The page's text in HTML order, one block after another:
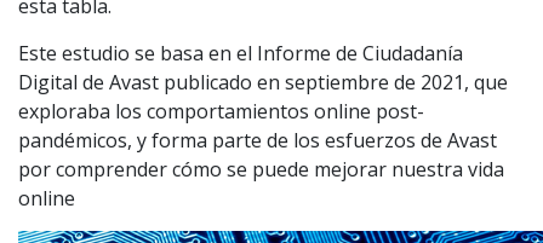
esta tabla.
Este estudio se basa en el Informe de Ciudadanía
Digital de Avast publicado en septiembre de 2021, que
exploraba los comportamientos online post-
pandémicos, y forma parte de los esfuerzos de Avast
por comprender cómo se puede mejorar nuestra vida
online